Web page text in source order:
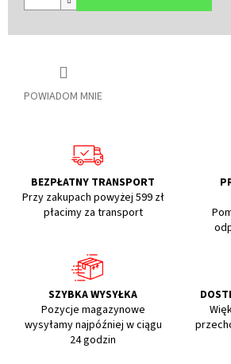
POWIADOM MNIE
BEZPŁATNY TRANSPORT
Przy zakupach powyżej 599 zł
płacimy za transport
SZYBKA WYSYŁKA
Pozycje magazynowe
wysyłamy najpóźniej w ciągu
24 godzin